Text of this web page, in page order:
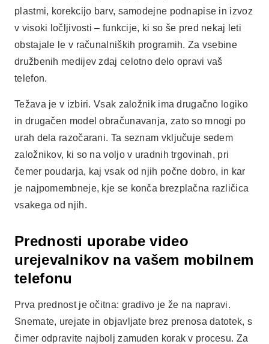
plastmi, korekcijo barv, samodejne podnapise in izvoz
v visoki ločljivosti – funkcije, ki so še pred nekaj leti
obstajale le v računalniških programih. Za vsebine
družbenih medijev zdaj celotno delo opravi vaš
telefon.
Težava je v izbiri. Vsak založnik ima drugačno logiko
in drugačen model obračunavanja, zato so mnogi po
urah dela razočarani. Ta seznam vključuje sedem
založnikov, ki so na voljo v uradnih trgovinah, pri
čemer poudarja, kaj vsak od njih počne dobro, in kar
je najpomembneje, kje se konča brezplačna različica
vsakega od njih.
Prednosti uporabe video
urejevalnikov na vašem mobilnem
telefonu
Prva prednost je očitna: gradivo je že na napravi.
Snemate, urejate in objavljate brez prenosa datotek, s
čimer odpravite najbolj zamuden korak v procesu. Za